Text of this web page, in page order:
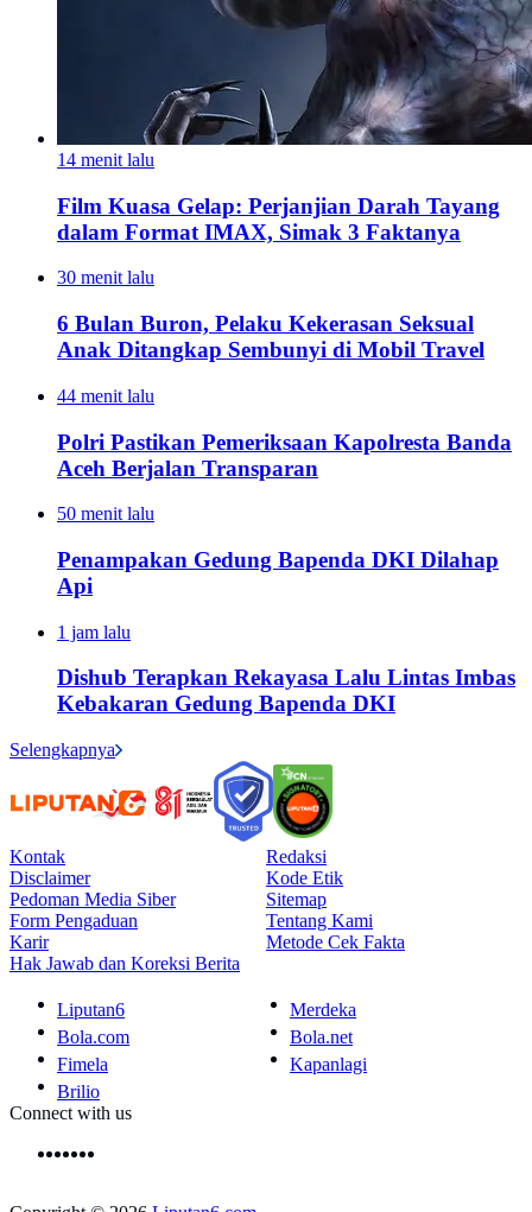
14 menit lalu
Film Kuasa Gelap: Perjanjian Darah Tayang
dalam Format IMAX, Simak 3 Faktanya
30 menit lalu
6 Bulan Buron, Pelaku Kekerasan Seksual
Anak Ditangkap Sembunyi di Mobil Travel
44 menit lalu
Polri Pastikan Pemeriksaan Kapolresta Banda
Aceh Berjalan Transparan
50 menit lalu
Penampakan Gedung Bapenda DKI Dilahap
Api
1 jam lalu
Dishub Terapkan Rekayasa Lalu Lintas Imbas
Kebakaran Gedung Bapenda DKI
Selengkapnya
Kontak
Redaksi
Disclaimer
Kode Etik
Pedoman Media Siber
Sitemap
Form Pengaduan
Tentang Kami
Karir
Metode Cek Fakta
Hak Jawab dan Koreksi Berita
Liputan6
Merdeka
Bola.com
Bola.net
Fimela
Kapanlagi
Brilio
Connect with us